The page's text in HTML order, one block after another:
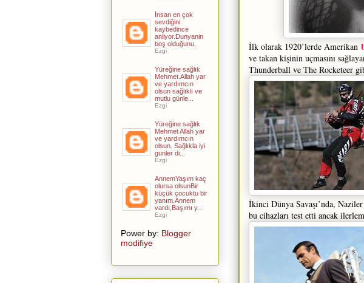
İlk olarak 1920’lerde Amerikan
ve takan kişinin uçmasını
Thunderball ve The Rocketeer
İkinci Dünya Savaşı’nda, Naziler
bu cihazları test etti ancak
İnsan en çok
sevdiğini
kaybedince
anliyor.Dunyanin
boş olduğunu.
Ezgi
Yüreğine sağlık
Mehmet.Allah yar
ve yardımcın
olsun sağlıklı ve
mutlu günle...
Ezgi
Yüreğine sağlık
Mehmet Allah yar
ve yardımcın
olsun. Sağlıkla iyi
gunler di...
Ezgi
AnnemYaşım kaç
olursa olsunBir
küçük çocuktu bir
yanım.Annem
vardı,Başımı y...
Ezgi
Power by: Blogger
modifiye